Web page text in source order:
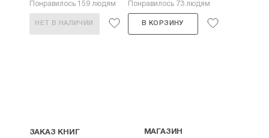
Понравилось 159 людям
НЕТ В НАЛИЧИИ
Понравилось 73 людям
В КОРЗИНУ
ЗАКАЗ КНИГ
МАГАЗИН